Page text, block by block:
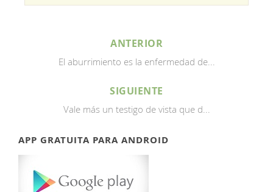
ANTERIOR
El aburrimiento es la enfermedad de...
SIGUIENTE
Vale más un testigo de vista que d...
APP GRATUITA PARA ANDROID